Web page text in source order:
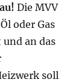
Die MVV
oder Gas
an das
soll